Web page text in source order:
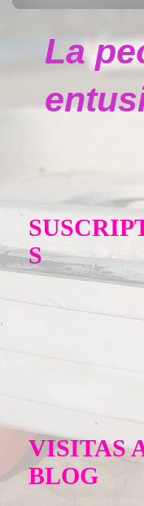
La
S
VISITAS
BLOG